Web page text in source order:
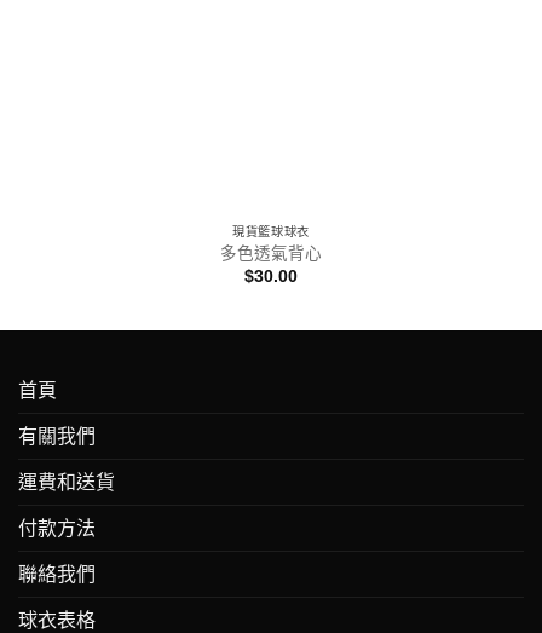
現貨籃球球衣
多色透氣背心
$30.00
首頁
有關我們
運費和送貨
付款方法
聯絡我們
球衣表格